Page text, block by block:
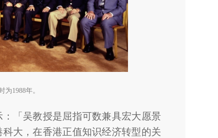
1988年。
「吴教授是屈指可数兼具宏大愿景
大，在香港正值知识经济转型的关